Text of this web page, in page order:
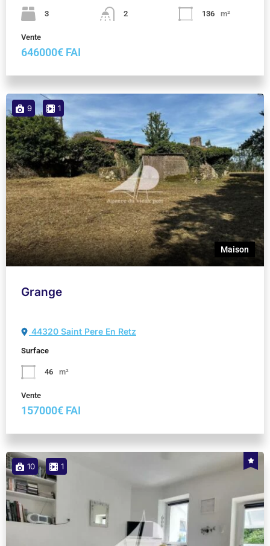
3 2 136 m²
Vente
646000€ FAI
9 1
Maison
Grange
44320 Saint Pere En Retz
Surface
46 m²
Vente
157000€ FAI
10 1